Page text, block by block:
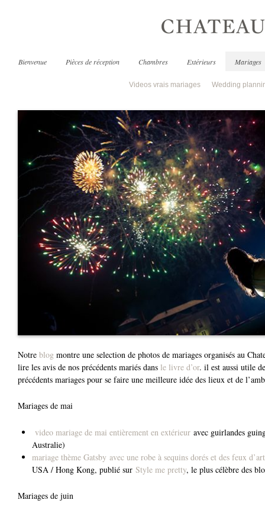
Bienvenue Pièces de réception Chambres Extérieurs Mariages
Videos vrais mariages Wedding
Notre blog montre une selection de photos de mariages organisés au
lire les avis de nos précédents mariés dans le livre d’or. il est aussi utile
précédents mariages pour se faire une meilleure idée des lieux et de
Mariages de mai
video mariage de mai entièrement en extérieuravec guirlandes
Australie)
mariage thème Gatsby avec une robe à sequins dorés et des feux
USA / Hong Kong, publié sur Style me pretty, le plus célèbre des
Mariages de juin